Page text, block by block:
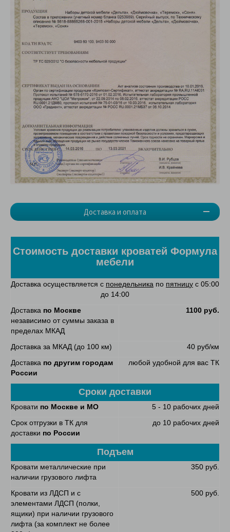
Доставка и оплата
Стоимость доставки кроватей Формула
мебели
Доставка осуществляется с понедельника по пятницу с 05:00
до 14:00
Доставка по Москве
независимо от суммы заказа в
пределах МКАД
1100 руб.
Доставка за МКАД (до 100 км)
40 руб/км
Доставка по другим городам
России
любой удобной для вас ТК
Сроки доставки
Кровати по Москве и МО
5 - 10 рабочих дней
Срок отгрузки в ТК для
доставки по России
до 10 рабочих дней
Подъем
Кровати металлические при
наличии грузового лифта
350 руб.
Кровати из ЛДСП и с
элементами ЛДСП (полки,
ящики) при наличии грузового
лифта (за комплект не более
500 руб.